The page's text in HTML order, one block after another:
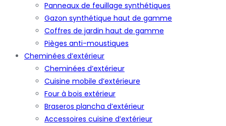
Panneaux de feuillage synthétiques
Gazon synthétique haut de gamme
Coffres de jardin haut de gamme
Pièges anti-moustiques
Cheminées d’extérieur
Cheminées d’extérieur
Cuisine mobile d’extérieure
Four à bois extérieur
Braseros plancha d’extérieur
Accessoires cuisine d’extérieur